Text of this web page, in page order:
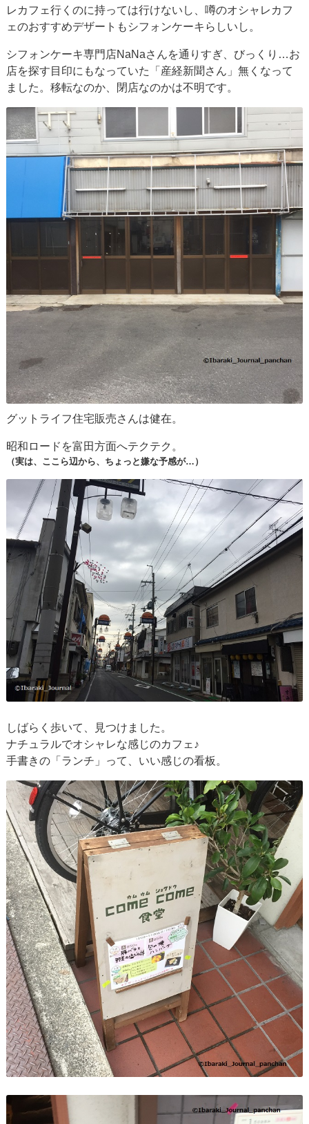
レカフェ行くのに持っては行けないし、噂のオシャレカフ
ェのおすすめデザートもシフォンケーキらしいし。
シフォンケーキ専門店NaNaさんを通りすぎ、びっくり…お
店を探す目印にもなっていた「産経新聞さん」無くなって
ました。移転なのか、閉店なのかは不明です。
グットライフ住宅販売さんは健在。
昭和ロードを富田方面へテクテク。
（実は、ここら辺から、ちょっと嫌な予感が…）
しばらく歩いて、見つけました。
ナチュラルでオシャレな感じのカフェ♪
手書きの「ランチ」って、いい感じの看板。